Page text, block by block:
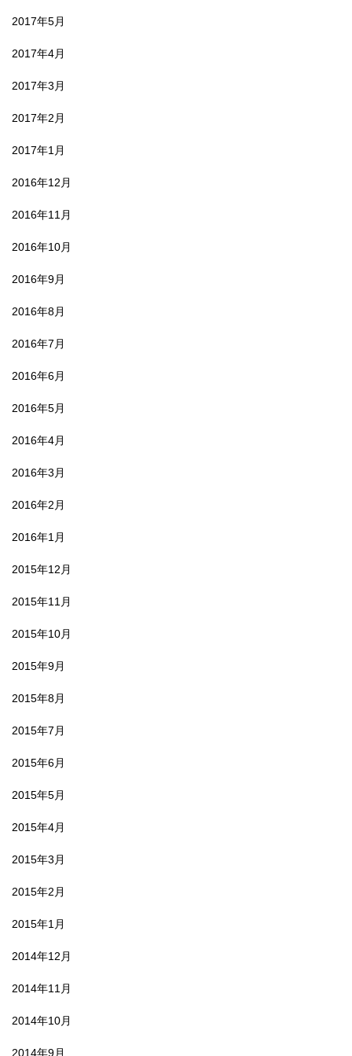
2017年5月
2017年4月
2017年3月
2017年2月
2017年1月
2016年12月
2016年11月
2016年10月
2016年9月
2016年8月
2016年7月
2016年6月
2016年5月
2016年4月
2016年3月
2016年2月
2016年1月
2015年12月
2015年11月
2015年10月
2015年9月
2015年8月
2015年7月
2015年6月
2015年5月
2015年4月
2015年3月
2015年2月
2015年1月
2014年12月
2014年11月
2014年10月
2014年9月